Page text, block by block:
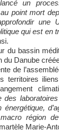
point mort
une
qui est en
du bassin
du Danube
de
territoires
des
région
Marie-